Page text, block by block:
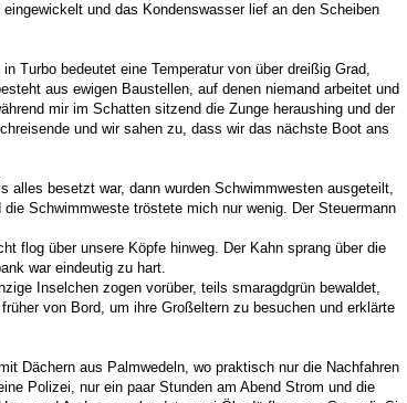
und das Kondenswasser lief an den Scheiben
Turbo bedeutet eine Temperatur von über dreißig Grad,
aus ewigen Baustellen, auf denen niemand arbeitet und
mir im Schatten sitzend die Zunge heraushing und der
und wir sahen zu, dass wir das nächste Boot ans
besetzt war, dann wurden Schwimmwesten ausgeteilt,
Schwimmweste tröstete mich nur wenig. Der Steuermann
flog über unsere Köpfe hinweg. Der Kahn sprang über die
war eindeutig zu hart.
Inselchen zogen vorüber, teils smaragdgrün bewaldet,
von Bord, um ihre Großeltern zu besuchen und erklärte
Dächern aus Palmwedeln, wo praktisch nur die Nachfahren
Polizei, nur ein paar Stunden am Abend Strom und die